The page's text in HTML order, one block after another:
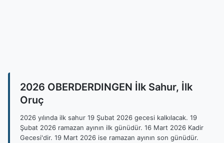
2026 OBERDERDINGEN İlk Sahur, İlk
Oruç
2026 yılında ilk sahur 19 Şubat 2026 gecesi kalkılacak. 19
Şubat 2026 ramazan ayının ilk günüdür. 16 Mart 2026 Kadir
Gecesi'dir. 19 Mart 2026 ise ramazan ayının son günüdür.